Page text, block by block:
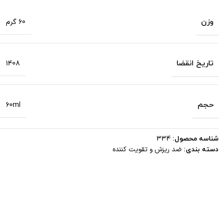
وزن 60 گرم
تاریخ انقضا 1408
حجم 60ml
شناسه محصول: 334
دسته بندی: ضد ریزش و تقویت کننده